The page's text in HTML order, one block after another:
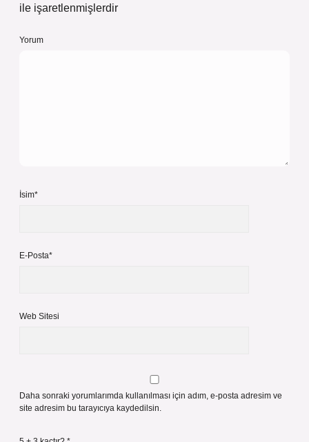
ile işaretlenmişlerdir
Yorum
İsim*
E-Posta*
Web Sitesi
Daha sonraki yorumlarımda kullanılması için adım, e-posta adresim ve
site adresim bu tarayıcıya kaydedilsin.